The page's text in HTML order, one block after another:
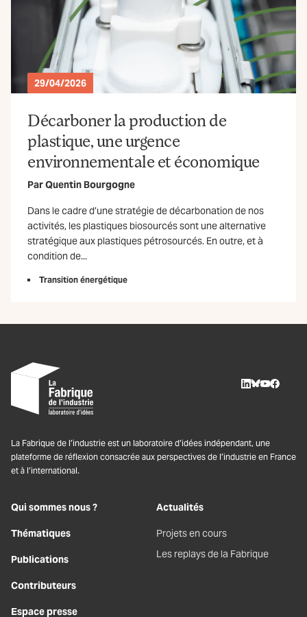
29/04/2026
Décarboner la production de
plastique, une urgence
environnementale et économique
ParQuentin Bourgogne
Dans le cadre d’une stratégie de décarbonation de nos
activités, les plastiques biosourcés sont une alternative
stratégique aux plastiques pétrosourcés. En outre, et à
condition de...
Transition énergétique
La Fabrique de l’industrie est un laboratoire d’idées indépendant, une
plateforme de réflexion consacrée aux perspectives de l’industrie en France
et à l’international.
Qui sommes nous ?
Thématiques
Publications
Contributeurs
Espace presse
Actualités
Projets en cours
Les replays de la Fabrique